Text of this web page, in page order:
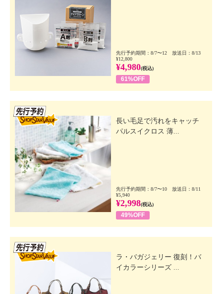
先行予約期間：8/7〜12 放送日：8/13
¥12,800
¥4,980(税込)
61%OFF
長い毛足で汚れをキャッチ
パルスイクロス 薄...
先行予約期間：8/7〜10 放送日：8/11
¥5,940
¥2,998(税込)
49%OFF
ラ・バガジェリー 復刻！バ
イカラーシリーズ ...